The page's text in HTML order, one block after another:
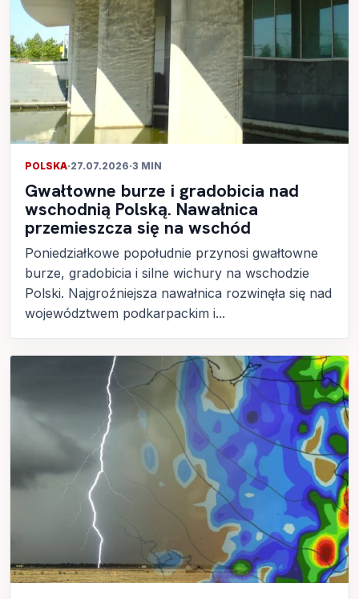
POLSKA·27.07.2026·3 MIN
Gwałtowne burze i gradobicia nad
wschodnią Polską. Nawałnica
przemieszcza się na wschód
Poniedziałkowe popołudnie przynosi gwałtowne
burze, gradobicia i silne wichury na wschodzie
Polski. Najgroźniejsza nawałnica rozwinęła się nad
województwem podkarpackim i...